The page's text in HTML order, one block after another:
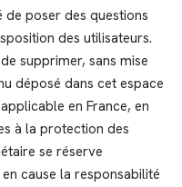
poser des questions
des utilisateurs.
supprimer, sans mise
déposé dans cet espace
en France, en
à la protection des
se réserve
cause la responsabilité